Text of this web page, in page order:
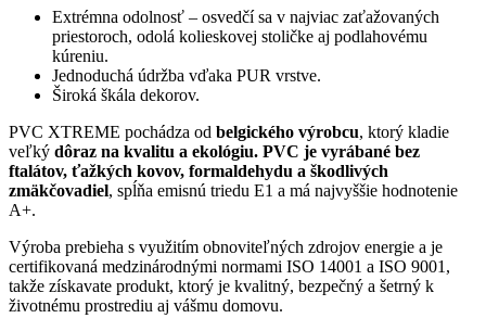
Extrémna odolnosť – osvedčí sa v najviac zaťažovaných
priestoroch, odolá kolieskovej stoličke aj podlahovému
kúreniu.
Jednoduchá údržba vďaka PUR vrstve.
Široká škála dekorov.
PVC XTREME pochádza od belgického výrobcu, ktorý kladie
veľký dôraz na kvalitu a ekológiu. PVC je vyrábané bez
ftalátov, ťažkých kovov, formaldehydu a škodlivých
zmäkčovadiel, spĺňa emisnú triedu E1 a má najvyššie hodnotenie
A+.
Výroba prebieha s využitím obnoviteľných zdrojov energie a je
certifikovaná medzinárodnými normami ISO 14001 a ISO 9001,
takže získavate produkt, ktorý je kvalitný, bezpečný a šetrný k
životnému prostrediu aj vášmu domovu.